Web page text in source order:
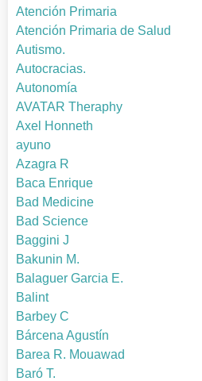
Atención Primaria
Atención Primaria de Salud
Autismo.
Autocracias.
Autonomía
AVATAR Theraphy
Axel Honneth
ayuno
Azagra R
Baca Enrique
Bad Medicine
Bad Science
Baggini J
Bakunin M.
Balaguer Garcia E.
Balint
Barbey C
Bárcena Agustín
Barea R. Mouawad
Baró T.